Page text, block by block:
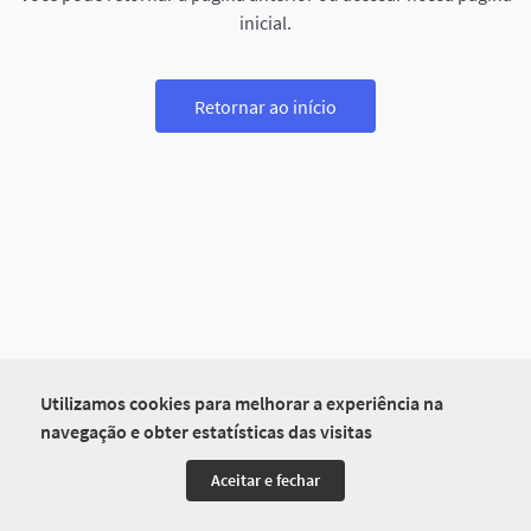
Utilizamos cookies para melhorar a experiência na
navegação e obter estatísticas das visitas
Aceitar e fechar
inicial.
Retornar ao início